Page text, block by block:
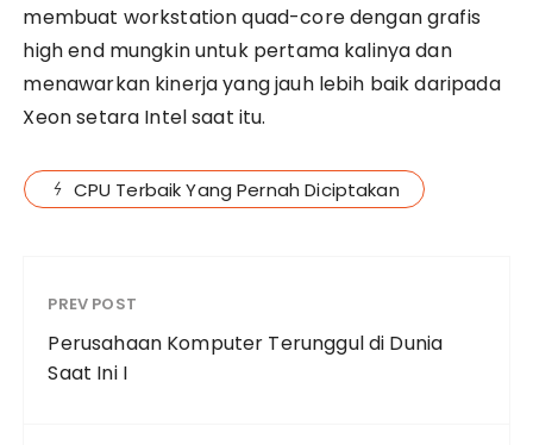
membuat workstation quad-core dengan grafis
high end mungkin untuk pertama kalinya dan
menawarkan kinerja yang jauh lebih baik daripada
Xeon setara Intel saat itu.
CPU Terbaik Yang Pernah Diciptakan
PREV POST
Perusahaan Komputer Terunggul di Dunia
Saat Ini I